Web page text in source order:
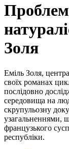
Золя
Еміль Золя,
своїх романах
послідовно
середовища на
скрупульозну
узагальненнями,
французького
республіки.